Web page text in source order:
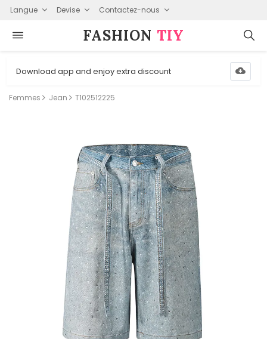
Langue Devise Contactez-nous
FASHION⁠ TIY
Download app and enjoy extra discount
Femmes Jean T102512225